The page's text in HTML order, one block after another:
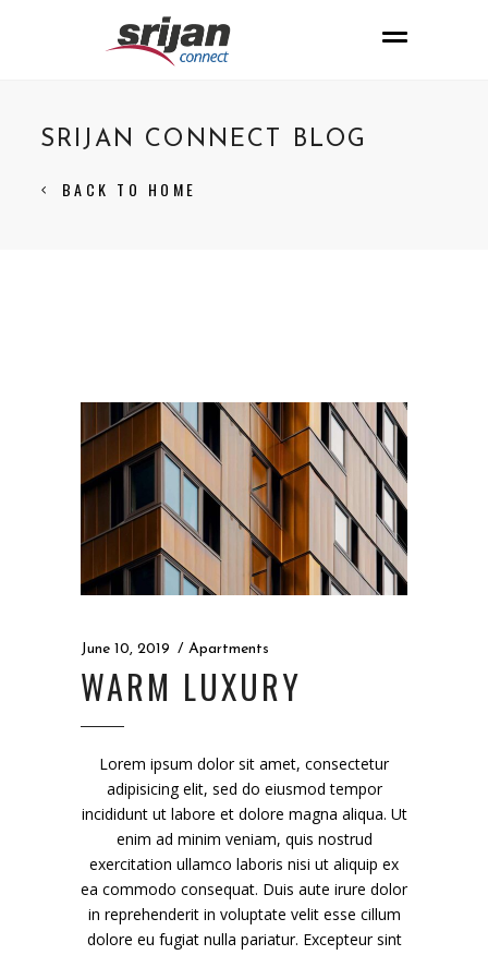
SRIJAN CONNECT BLOG
BACK TO HOME
June 10, 2019 Apartments
WARM LUXURY
Lorem ipsum dolor sit amet, consectetur
adipisicing elit, sed do eiusmod tempor
incididunt ut labore et dolore magna aliqua. Ut
enim ad minim veniam, quis nostrud
exercitation ullamco laboris nisi ut aliquip ex
ea commodo consequat. Duis aute irure dolor
in reprehenderit in voluptate velit esse cillum
dolore eu fugiat nulla pariatur. Excepteur sint